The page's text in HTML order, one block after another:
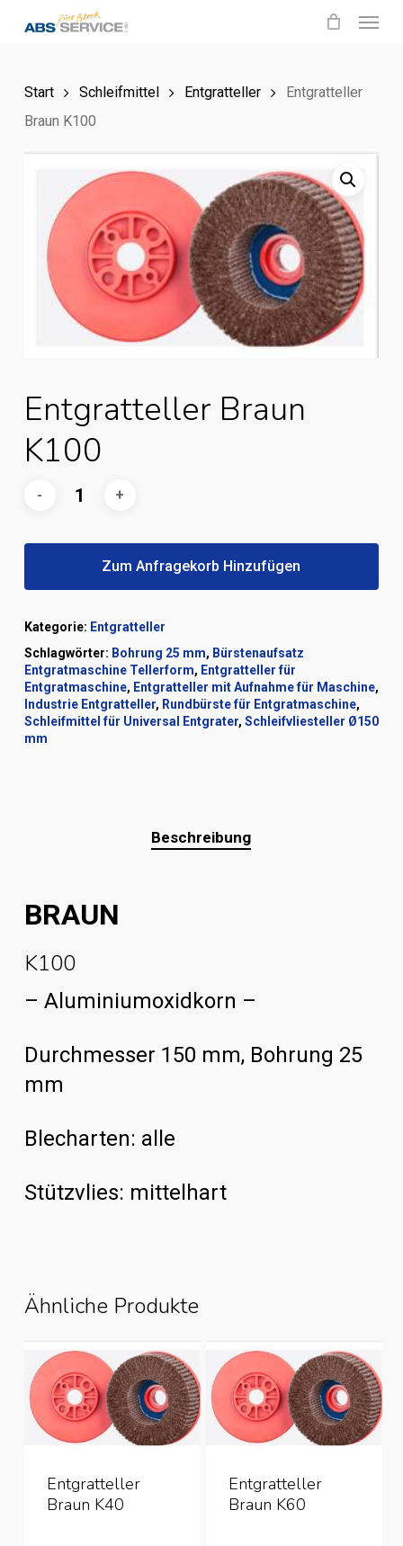
content
Start Schleifmittel Entgratteller
Entgratteller
Braun K100
Entgratteller Braun
K100
Zum Anfragekorb Hinzufügen
Kategorie: Entgratteller
Schlagwörter: Bohrung 25 mm, Bürstenaufsatz
Entgratmaschine Tellerform, Entgratteller für
Entgratmaschine, Entgratteller mit Aufnahme für Maschine,
Industrie Entgratteller, Rundbürste für Entgratmaschine,
Schleifmittel für Universal Entgrater, Schleifvliesteller Ø150
mm
Beschreibung
BRAUN
K100
– Aluminiumoxidkorn –
Durchmesser 150 mm, Bohrung 25
mm
Blecharten: alle
Stützvlies: mittelhart
Ähnliche Produkte
Entgratteller
Braun K40
Entgratteller
Braun K60